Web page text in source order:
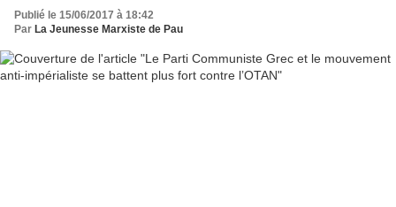
Publié le 15/06/2017 à 18:42
Par La Jeunesse Marxiste de Pau